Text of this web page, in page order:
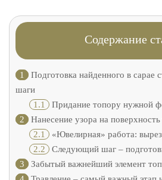
Содержание
1
Подготовка найденного в сарае
шаги
1.1 Придание топору нужной
2
Нанесение узора на
2.1 «Ювелирная» работа:
2.2 Следующий шаг –
3
Забытый важнейший элемент